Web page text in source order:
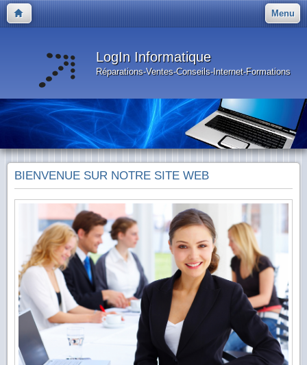
Menu
LogIn Informatique
Réparations-Ventes-Conseils-Internet-Formations
BIENVENUE SUR NOTRE SITE WEB